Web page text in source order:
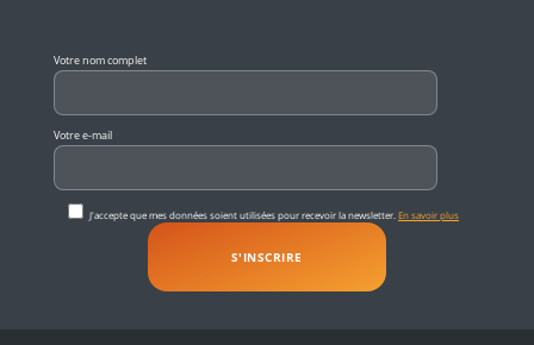
Votre nom complet
Votre e-mail
J'accepte que mes données soient utilisées pour recevoir la newsletter. En savoir plus